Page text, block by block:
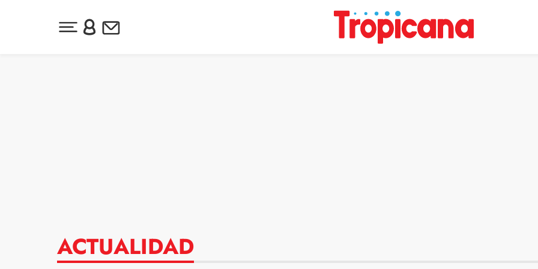
Desplegar menú principal
Inicia sesión o regístrate
Newsletter
ACTUALIDAD